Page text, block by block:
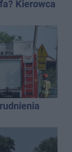
Kierowca